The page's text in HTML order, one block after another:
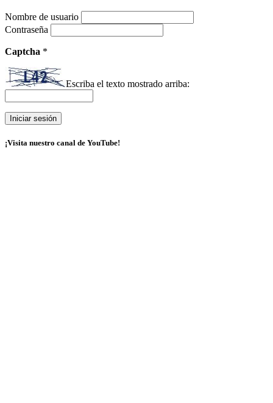
Nombre de usuario
Contraseña
Captcha *
Escriba el texto mostrado arriba:
¡Visita nuestro canal de YouTube!